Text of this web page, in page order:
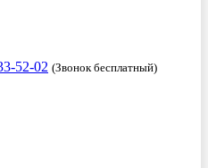
52-02 (Звонок бесплатный)